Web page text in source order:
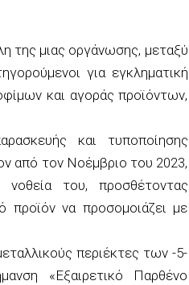
της μιας οργάνωσης, μεταξύ
για εγκληματική
και αγοράς προϊόντων,
και τυποποίησης
από τον Νοέμβριο του 2023,
του, προσθέτοντας
προϊόν να προσομοιάζει με
περιέκτες των -5-
«Εξαιρετικό Παρθένο